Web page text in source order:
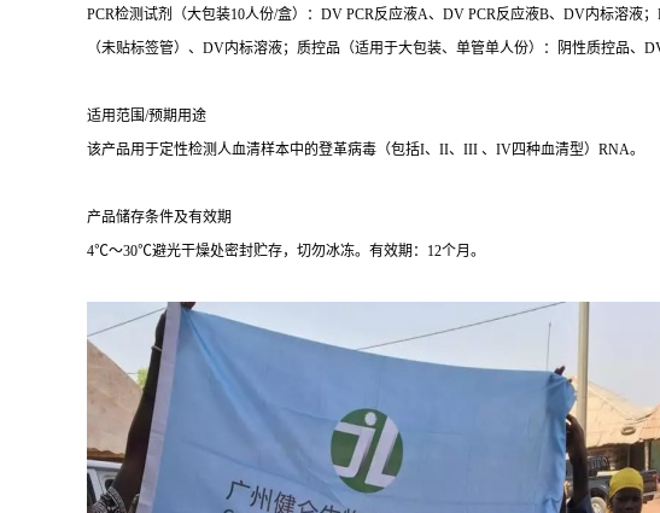
PCR检测试剂（大包装10人份/盒）：DV PCR反应液A、DV PCR反应液B、DV内标溶液
（未贴标签管）、DV内标溶液；质控品（适用于大包装、单管单人份）：阴性质控品、
适用范围/预期用途
该产品用于定性检测人血清样本中的登革病毒（包括I、II、III 、IV四种血清型）RNA。
产品储存条件及有效期
4℃～30℃避光干燥处密封贮存，切勿冰冻。有效期：12个月。